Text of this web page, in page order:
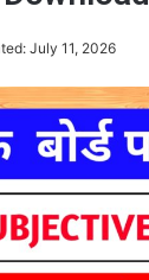
July 11, 2026